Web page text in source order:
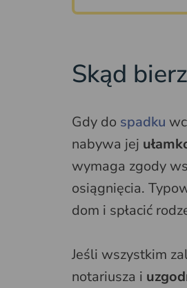
Skąd
Gdy do spadku
nabywa jej
wymaga zgody
osiągnięcia.
dom i spłacić
Jeśli wszystkim
notariusza i